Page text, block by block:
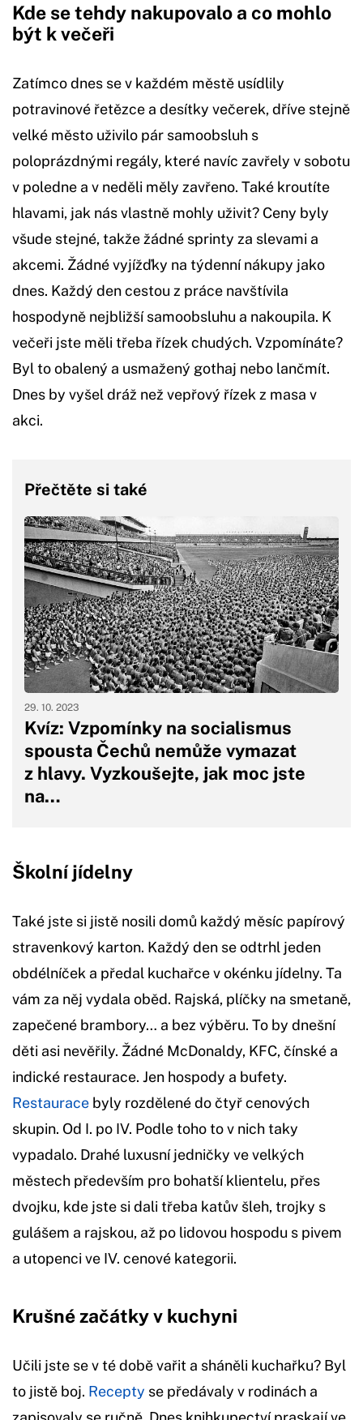
Kde se tehdy nakupovalo a co mohlo
být k večeři
Zatímco dnes se v každém městě usídlily
potravinové řetězce a desítky večerek, dříve stejně
velké město uživilo pár samoobsluh s
poloprázdnými regály, které navíc zavřely v sobotu
v poledne a v neděli měly zavřeno. Také kroutíte
hlavami, jak nás vlastně mohly uživit? Ceny byly
všude stejné, takže žádné sprinty za slevami a
akcemi. Žádné vyjížďky na týdenní nákupy jako
dnes. Každý den cestou z práce navštívila
hospodyně nejbližší samoobsluhu a nakoupila. K
večeři jste měli třeba řízek chudých. Vzpomínáte?
Byl to obalený a usmažený gothaj nebo lančmít.
Dnes by vyšel dráž než vepřový řízek z masa v
akci.
Přečtěte si také
Kvíz: Vzpomínky na socialismus
spousta Čechů nemůže vymazat
z hlavy. Vyzkoušejte, jak moc jste
na…
29. 10. 2023
Školní jídelny
Také jste si jistě nosili domů každý měsíc papírový
stravenkový karton. Každý den se odtrhl jeden
obdélníček a předal kuchařce v okénku jídelny. Ta
vám za něj vydala oběd. Rajská, plíčky na smetaně,
zapečené brambory… a bez výběru. To by dnešní
děti asi nevěřily. Žádné McDonaldy, KFC, čínské a
indické restaurace. Jen hospody a bufety.
Restaurace byly rozdělené do čtyř cenových
skupin. Od I. po IV. Podle toho to v nich taky
vypadalo. Drahé luxusní jedničky ve velkých
městech především pro bohatší klientelu, přes
dvojku, kde jste si dali třeba katův šleh, trojky s
gulášem a rajskou, až po lidovou hospodu s pivem
a utopenci ve IV. cenové kategorii.
Krušné začátky v kuchyni
Učili jste se v té době vařit a sháněli kuchařku? Byl
to jistě boj. Recepty se předávaly v rodinách a